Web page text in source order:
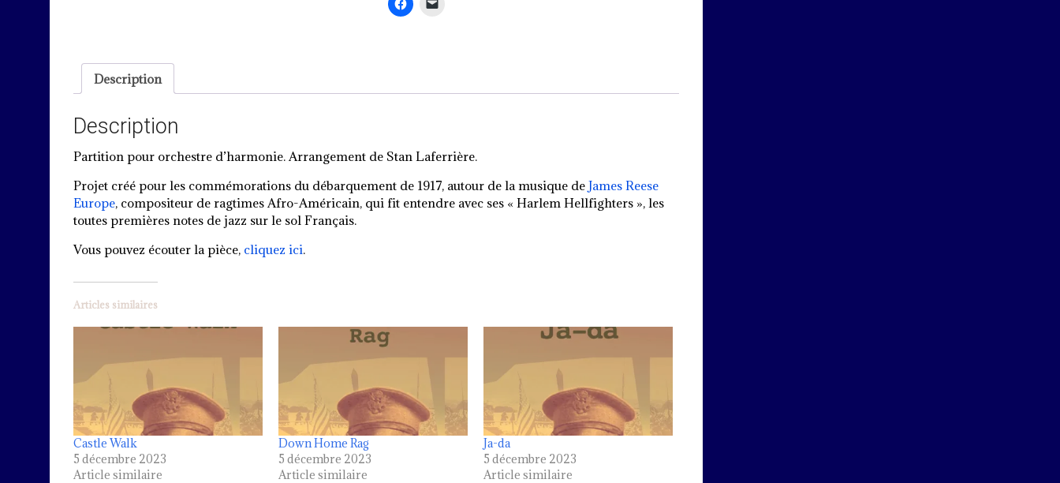
Description
Description
Partition pour orchestre d’harmonie. Arrangement de Stan Laferrière.
Projet créé pour les commémorations du débarquement de 1917, autour de la musique de James Reese
Europe, compositeur de ragtimes Afro-Américain, qui fit entendre avec ses « Harlem Hellfighters », les
toutes premières notes de jazz sur le sol Français.
Vous pouvez écouter la pièce, cliquez ici.
Articles similaires
Castle Walk
5 décembre 2023
Article similaire
Down Home Rag
5 décembre 2023
Article similaire
Ja-da
5 décembre 2023
Article similaire